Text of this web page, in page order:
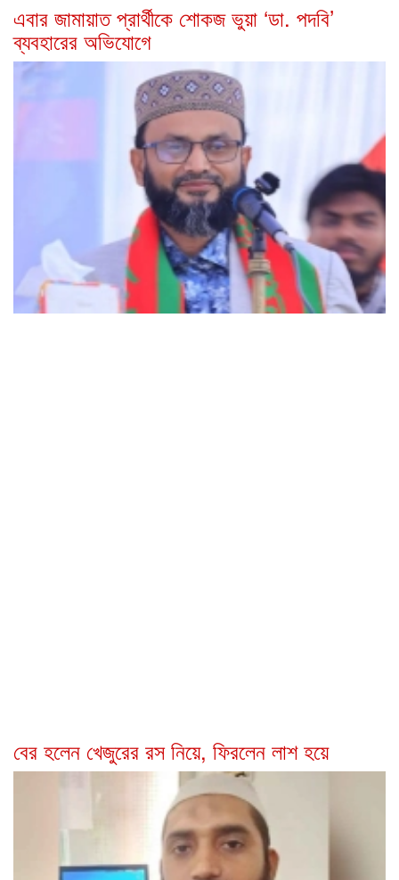
এবার জামায়াত প্রার্থীকে শোকজ ভুয়া ‘ডা. পদবি’
ব্যবহারের অভিযোগে
বের হলেন খেজুরের রস নিয়ে, ফিরলেন লাশ হয়ে